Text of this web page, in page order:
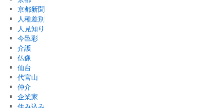
京都新聞
人種差別
人見知り
今邑彩
介護
仏像
仙台
代官山
仲介
企業家